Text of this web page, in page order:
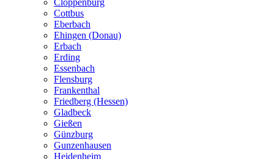
Cottbus
Eberbach
Ehingen (Donau)
Erbach
Erding
Essenbach
Flensburg
Frankenthal
Friedberg (Hessen)
Gladbeck
Gießen
Günzburg
Gunzenhausen
Heidenheim